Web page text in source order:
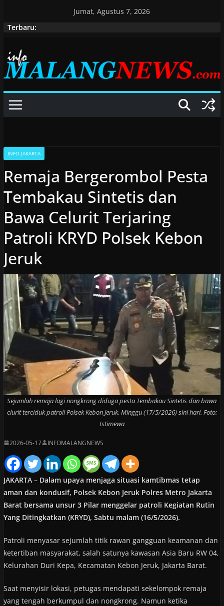
Jumat, Agustus 7, 2026
Terbaru:
INFO JAKARTA
Remaja Bergerombol Pesta
Tembakau Sintetis dan
Bawa Celurit Terjaring
Patroli KRYD Polsek Kebon
Jeruk
Sejumlah remaja lagi nongkrong diduga pesta Tembakau Sintetis dan bawa
clurit terciduk patroli Polsek Kebon Jeruk, Minggu (17/5/2026) sini hari. Foto:
Istimewa
2026-05-17 INFOMALANGNEWS
JAKARTA – Dalam upaya menjaga situasi kamtibmas tetap
aman dan kondusif, Polsek Kebon Jeruk Polres Metro Jakarta
Barat bersama unsur 3 Pilar menggelar patroli Kegiatan Rutin
Yang Ditingkatkan (KRYD), Sabtu malam (16/5/2026).
Patroli menyasar sejumlah titik rawan gangguan keamanan dan
ketertiban masyarakat, salah satunya kawasan Asia Baru RW 04,
Kelurahan Duri Kepa, Kecamatan Kebon Jeruk, Jakarta Barat.
Saat menyisir lokasi, petugas mendapati sekelompok remaja
yang tengah berkumpul dan nongkrong. Namun ketika